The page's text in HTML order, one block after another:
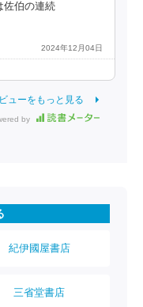
佐伯の連続
2024年12月04日
ューをもっと見る
by
紀伊國屋書店
三省堂書店